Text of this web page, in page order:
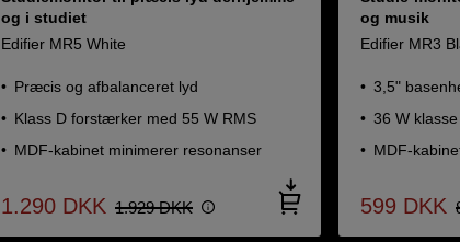
og i studiet
Edifier MR5 White
Præcis og afbalanceret lyd
Klass D forstærker med 55 W RMS
MDF-kabinet minimerer resonanser
1.290 DKK 1.929 DKK
og musik
Edifier MR3
3,5"
36 W
MDF-
599 DKK